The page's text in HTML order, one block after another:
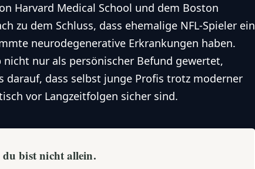
Harvard Medical School und dem Boston
zu dem Schluss, dass ehemalige NFL-Spieler ein
neurodegenerative Erkrankungen haben.
nur als persönischer Befund gewertet,
darauf, dass selbst junge Profis trotz moderner
vor Langzeitfolgen sicher sind.
bist nicht allein.